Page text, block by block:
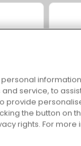
ciastoservice, to
provide
the button on
rights. For